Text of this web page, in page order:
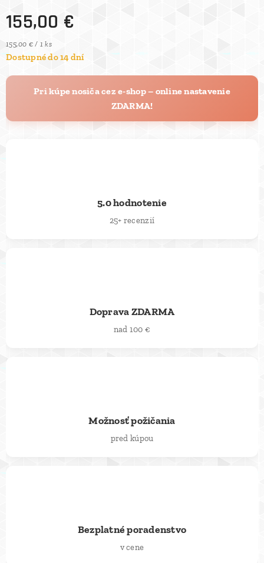
155,00 €
155,00 € / 1 ks
Dostupné do 14 dní
Pri kúpe nosiča cez e-shop – online nastavenie
ZDARMA!
5.0 hodnotenie
25+ recenzií
Doprava ZDARMA
nad 100 €
Možnosť požičania
pred kúpou
Bezplatné poradenstvo
v cene